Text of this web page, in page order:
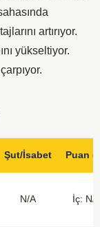
artırıyor.
yükseltiyor.
Şut/İsabet Puan
N/A İç: N/